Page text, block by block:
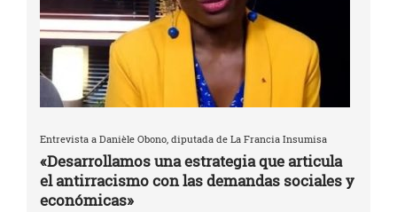
Entrevista a Danièle Obono, diputada de La Francia Insumisa
«Desarrollamos una estrategia que articula
el antirracismo con las demandas sociales y
económicas»